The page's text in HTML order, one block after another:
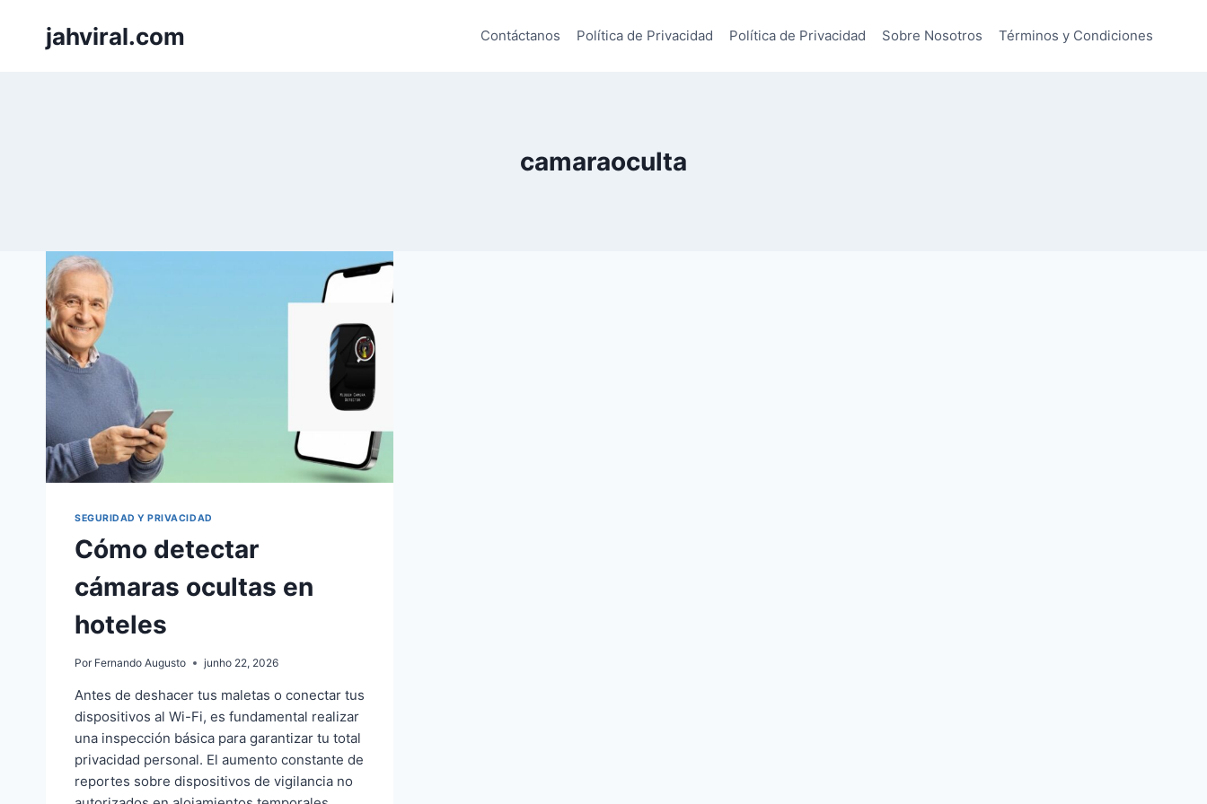
jahviral.com Contáctanos Política de Privacidad Política de Privacidad Sobre Nosotros Términos y Condiciones
camaraoculta
SEGURIDAD Y PRIVACIDAD
Cómo detectar
cámaras ocultas en
hoteles
Por Fernando Augusto junho 22, 2026
Antes de deshacer tus maletas o conectar tus
dispositivos al Wi-Fi, es fundamental realizar
una inspección básica para garantizar tu total
privacidad personal. El aumento constante de
reportes sobre dispositivos de vigilancia no